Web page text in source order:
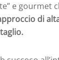
e gourmet
di